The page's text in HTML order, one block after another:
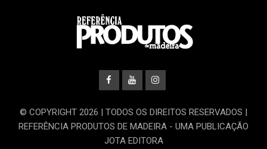
© COPYRIGHT 2026 | TODOS OS DIREITOS RESERVADOS |
REFERÊNCIA PRODUTOS DE MADEIRA - UMA PUBLICAÇÃO
JOTA EDITORA